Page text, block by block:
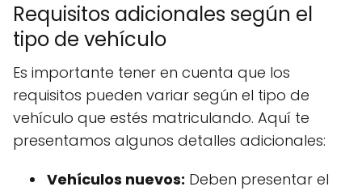
Requisitos adicionales según el
tipo de vehículo
Es importante tener en cuenta que los
requisitos pueden variar según el tipo de
vehículo que estés matriculando. Aquí te
presentamos algunos detalles adicionales:
Vehículos nuevos: Deben presentar el